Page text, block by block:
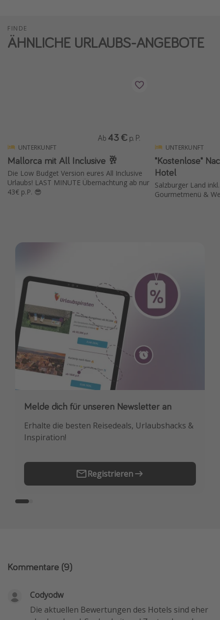
FINDE
ÄHNLICHE URLAUBS-ANGEBOTE
UNTERKUNFT
Mallorca mit All Inclusive 🥂
Die Low Budget Version eures All Inclusive
Urlaubs! LAST MINUTE Übernachtung ab nur
43€ p.P. 😎
Ab 43 € p. P.
UNTERKUNFT
"Kostenlose"
Hotel
Salzburger Land
Gourmetmenü &
Melde dich für unseren Newsletter an
Erhalte die besten Reisedeals, Urlaubshacks &
Inspiration!
Registrieren
Downloade unsere App
Buche die besten Reiseschnäppchen als
Erstes.
Kommentare (9)
Codyodw
Die aktuellen Bewertungen des Hotels sind eher